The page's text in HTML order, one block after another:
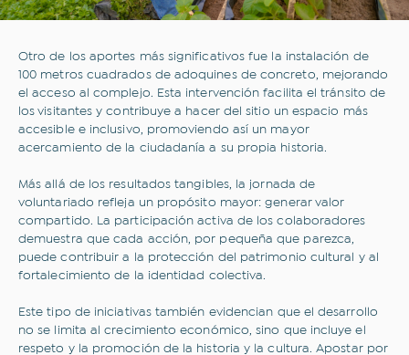
Otro de los aportes más significativos fue la instalación de
100 metros cuadrados de adoquines de concreto, mejorando
el acceso al complejo. Esta intervención facilita el tránsito de
los visitantes y contribuye a hacer del sitio un espacio más
accesible e inclusivo, promoviendo así un mayor
acercamiento de la ciudadanía a su propia historia.
Más allá de los resultados tangibles, la jornada de
voluntariado refleja un propósito mayor: generar valor
compartido. La participación activa de los colaboradores
demuestra que cada acción, por pequeña que parezca,
puede contribuir a la protección del patrimonio cultural y al
fortalecimiento de la identidad colectiva.
Este tipo de iniciativas también evidencian que el desarrollo
no se limita al crecimiento económico, sino que incluye el
respeto y la promoción de la historia y la cultura. Apostar por
¿Sobre qué temas te gustaría
leer?
Todo Inclusión financiera
Novedades Opinión
Comercios Historias que inspiran
Hospitales y clínicas Industrias
Movilidad Eventos